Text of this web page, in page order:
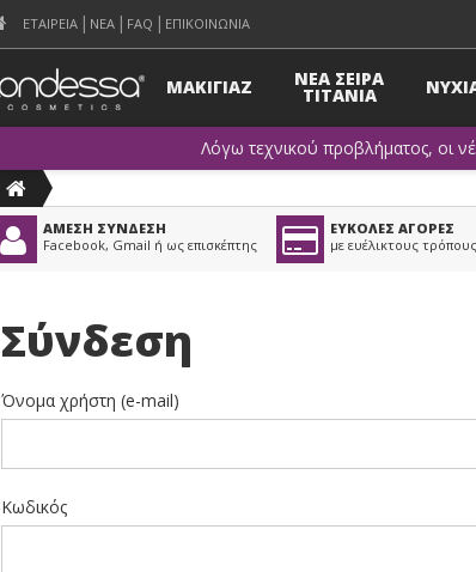
ΕΤΑΙΡΕΙΑ ΝΕΑ FAQ ΕΠΙΚΟΙΝΩΝΙΑ
ΜΑΚΙΓΙΑΖ ΝΕΑ ΣΕΙΡΑ
TITANIA
Λόγω τεχνικού προβλήματος, οι
ΑΜΕΣΗ ΣΥΝΔΕΣΗ
Facebook, Gmail ή ως επισκέπτης
ΕΥΚΟΛΕΣ ΑΓΟΡΕΣ
με ευέλικτους
Σύνδεση
Όνομα χρήστη (e-mail)
Κωδικός